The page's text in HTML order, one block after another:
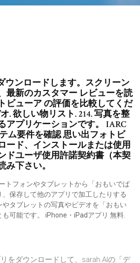
ウンロードします。スクリーン
最新のカスタマー レビューを読
ビューア の評価を比較してくだ
. 欲しい物リスト. 214. 写真を整
アプリケーションです。 IARC
ム要件を確認 思い出フォトビ
ード、インストールまたは使用
ドユーザ使用許諾契約書（本契
み下さい。
トフォンやタブレットから「おもいでば
保存して他のアプリで加工したりする
タブレットの写真やビデオを「おもい
可能です。 iPhone・iPadアプリ 無料.
をダウンロードして、sarah.AIの「デ